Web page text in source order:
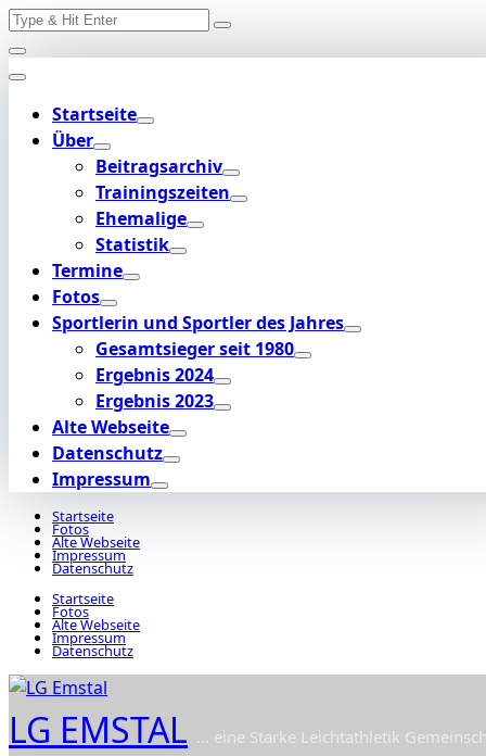
Skip
to
content
Search
Startseite
Über
Beitragsarchiv
Trainingszeiten
Ehemalige
Statistik
Termine
Fotos
Sportlerin und Sportler des Jahres
Gesamtsieger seit 1980
Ergebnis 2024
Ergebnis 2023
Alte Webseite
Datenschutz
Impressum
Startseite
Fotos
Alte Webseite
Impressum
Datenschutz
Startseite
Fotos
Alte Webseite
Impressum
Datenschutz
LG EMSTAL ... eine Starke Leichtathletik